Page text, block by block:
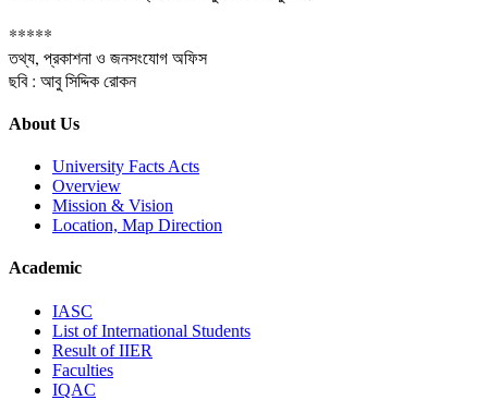
*****
তথ্য, প্রকাশনা ও জনসংযোগ অফিস
ছবি : আবু সিদ্দিক রোকন
About Us
University Facts Acts
Overview
Mission & Vision
Location, Map Direction
Academic
IASC
List of International Students
Result of IIER
Faculties
IQAC